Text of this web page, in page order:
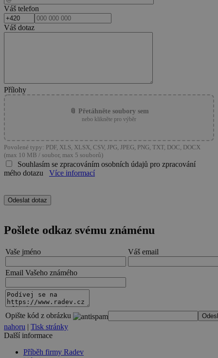
Váš telefon
Váš dotaz
Přílohy
📎 Přetáhněte soubory sem
nebo klikněte pro výběr
Povolené typy: PDF, XLS, XLSX, CSV, JPG, JPEG, PNG, TXT, DOC, DOCX
(max 10 MB / soubor, max 5 souborů)
Souhlasím se zpracováním osobních údajů pro zpracování
mého dotazu
Více informací
Pošlete odkaz svému známénu
Vaše jméno Váš email
Email Vašeho známého
Opište kód z obrázku
nahoru | Tisk stránky
Další informace
Příběh firmy Radev